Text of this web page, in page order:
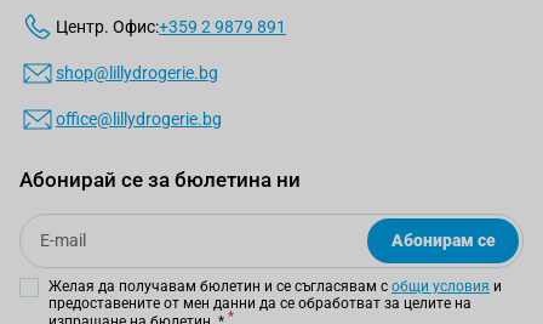
Центр. Офис:+359 2 9879 891
shop@lillydrogerie.bg
office@lillydrogerie.bg
Абонирай се за бюлетина ни
Email
Абонирам се
Желая да получавам бюлетин и се съгласявам с общи условия и
предоставените от мен данни да се обработват за целите на